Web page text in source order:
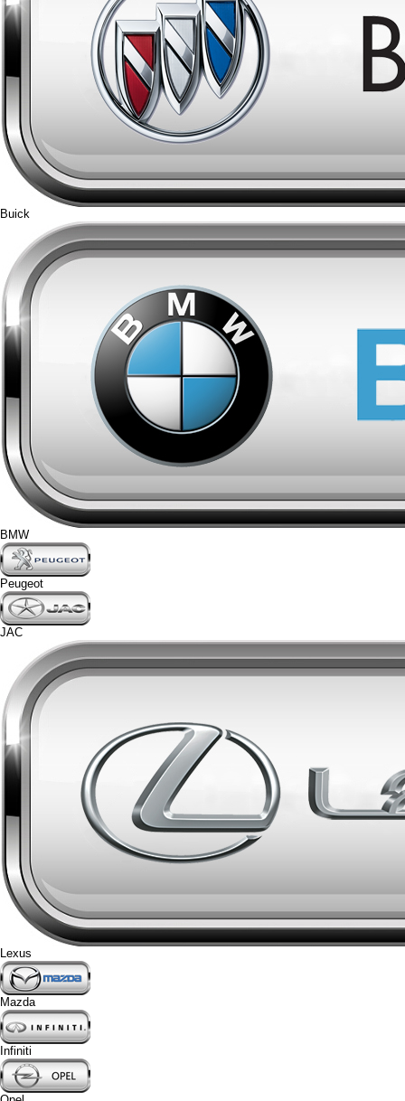
Buick
BMW
Peugeot
JAC
Lexus
Mazda
Infiniti